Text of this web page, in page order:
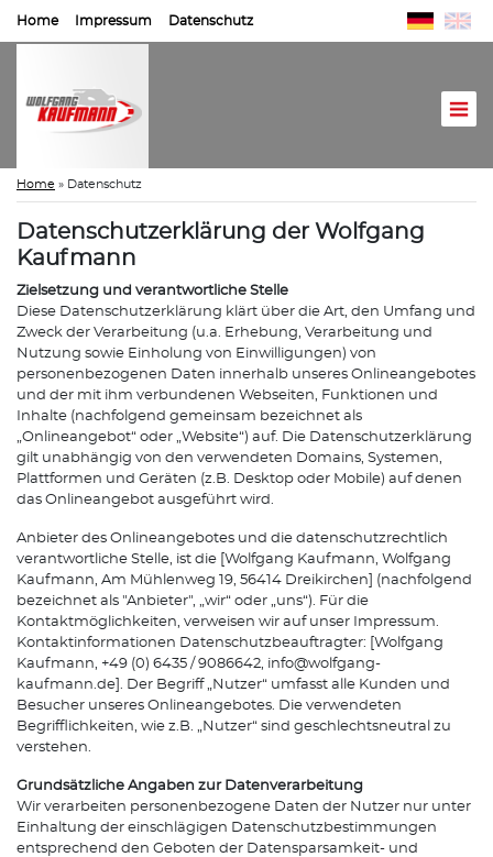
Home Impressum Datenschutz
Home » Datenschutz
Datenschutzerklärung der Wolfgang
Kaufmann
Zielsetzung und verantwortliche Stelle
Diese Datenschutzerklärung klärt über die Art, den Umfang und
Zweck der Verarbeitung (u.a. Erhebung, Verarbeitung und
Nutzung sowie Einholung von Einwilligungen) von
personenbezogenen Daten innerhalb unseres Onlineangebotes
und der mit ihm verbundenen Webseiten, Funktionen und
Inhalte (nachfolgend gemeinsam bezeichnet als
„Onlineangebot“ oder „Website“) auf. Die Datenschutzerklärung
gilt unabhängig von den verwendeten Domains, Systemen,
Plattformen und Geräten (z.B. Desktop oder Mobile) auf denen
das Onlineangebot ausgeführt wird.
Anbieter des Onlineangebotes und die datenschutzrechtlich
verantwortliche Stelle, ist die [Wolfgang Kaufmann, Wolfgang
Kaufmann, Am Mühlenweg 19, 56414 Dreikirchen] (nachfolgend
bezeichnet als "Anbieter", „wir“ oder „uns“). Für die
Kontaktmöglichkeiten, verweisen wir auf unser Impressum.
Kontaktinformationen Datenschutzbeauftragter: [Wolfgang
Kaufmann, +49 (0) 6435 / 9086642, info@wolfgang-
kaufmann.de]. Der Begriff „Nutzer“ umfasst alle Kunden und
Besucher unseres Onlineangebotes. Die verwendeten
Begrifflichkeiten, wie z.B. „Nutzer“ sind geschlechtsneutral zu
verstehen.
Grundsätzliche Angaben zur Datenverarbeitung
Wir verarbeiten personenbezogene Daten der Nutzer nur unter
Einhaltung der einschlägigen Datenschutzbestimmungen
entsprechend den Geboten der Datensparsamkeit- und